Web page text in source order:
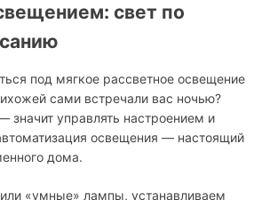
свет по
под мягкое рассветное освещение
сами встречали вас ночью?
значит управлять настроением и
освещения — настоящий
дома.
«умные» лампы, устанавливаем